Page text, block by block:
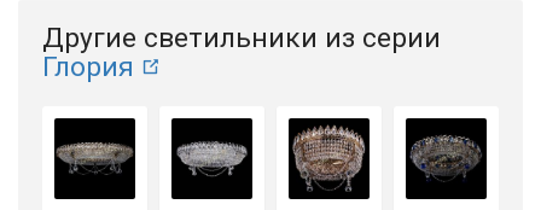
Другие светильники из серии
Глория